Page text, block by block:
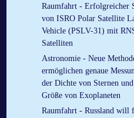
Raumfahrt - Erfolgreicher
von ISRO Polar Satellite
Vehicle (PSLV-31) mit
Satelliten
Astronomie - Neue
ermöglichen genaue
der Dichte von Sternen
Größe von Exoplaneten
Raumfahrt - Russland will